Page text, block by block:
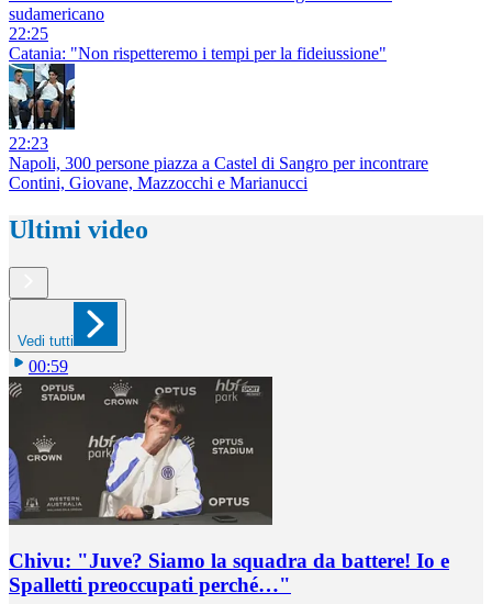
sudamericano
22:25
Catania: "Non rispetteremo i tempi per la fideiussione"
22:23
Napoli, 300 persone piazza a Castel di Sangro per incontrare
Contini, Giovane, Mazzocchi e Marianucci
Ultimi video
Vedi tutti
00:59
Chivu: "Juve? Siamo la squadra da battere! Io e
Spalletti preoccupati perché…"